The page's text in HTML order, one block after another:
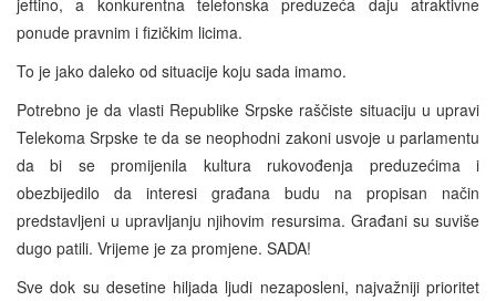
ponude pravnim i fizičkim licima.
To je jako daleko od situacije koju sada imamo.
Potrebno je da vlasti Republike Srpske raščiste situaciju u upravi
Telekoma Srpske te da se neophodni zakoni usvoje u parlamentu
da bi se promijenila kultura rukovođenja preduzećima i
obezbijedilo da interesi građana budu na propisan način
predstavljeni u upravljanju njihovim resursima. Građani su suviše
dugo patili. Vrijeme je za promjene. SADA!
Sve dok su desetine hiljada ljudi nezaposleni, najvažniji prioritet